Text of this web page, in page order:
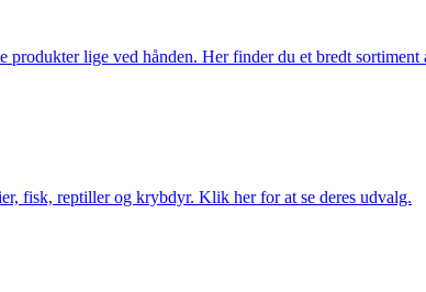
lige ved hånden. Her finder du et bredt sortiment
fisk, reptiller og krybdyr. Klik her for at se deres udvalg.